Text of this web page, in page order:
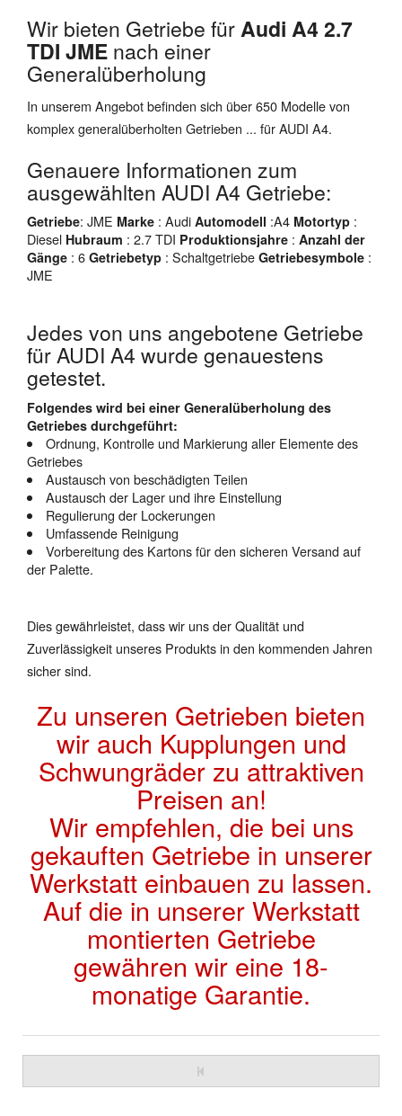
Wir bieten Getriebe fürAudi A4 2.7
TDI JME nach einer
Generalüberholung
In unserem Angebot befinden sich über 650 Modelle von
komplex generalüberholten Getrieben ... für AUDI A4.
Genauere Informationen zum
ausgewählten AUDI A4 Getriebe:
Getriebe: JME Marke : Audi Automodell :A4 Motortyp :
Diesel Hubraum : 2.7 TDI Produktionsjahre : Anzahl der
Gänge : 6 Getriebetyp : Schaltgetriebe Getriebesymbole :
JME
Jedes von uns angebotene Getriebe
für AUDI A4 wurde genauestens
getestet.
Folgendes wird bei einer Generalüberholung des
Getriebes durchgeführt:
Ordnung, Kontrolle und Markierung aller Elemente des
Getriebes
Austausch von beschädigten Teilen
Austausch der Lager und ihre Einstellung
Regulierung der Lockerungen
Umfassende Reinigung
Vorbereitung des Kartons für den sicheren Versand auf
der Palette.
Dies gewährleistet, dass wir uns der Qualität und
Zuverlässigkeit unseres Produkts in den kommenden Jahren
sicher sind.
Zu unseren Getrieben bieten
wir auch Kupplungen und
Schwungräder zu attraktiven
Preisen an!
Wir empfehlen, die bei uns
gekauften Getriebe in unserer
Werkstatt einbauen zu lassen.
Auf die in unserer Werkstatt
montierten Getriebe
gewähren wir eine 18-
monatige Garantie.